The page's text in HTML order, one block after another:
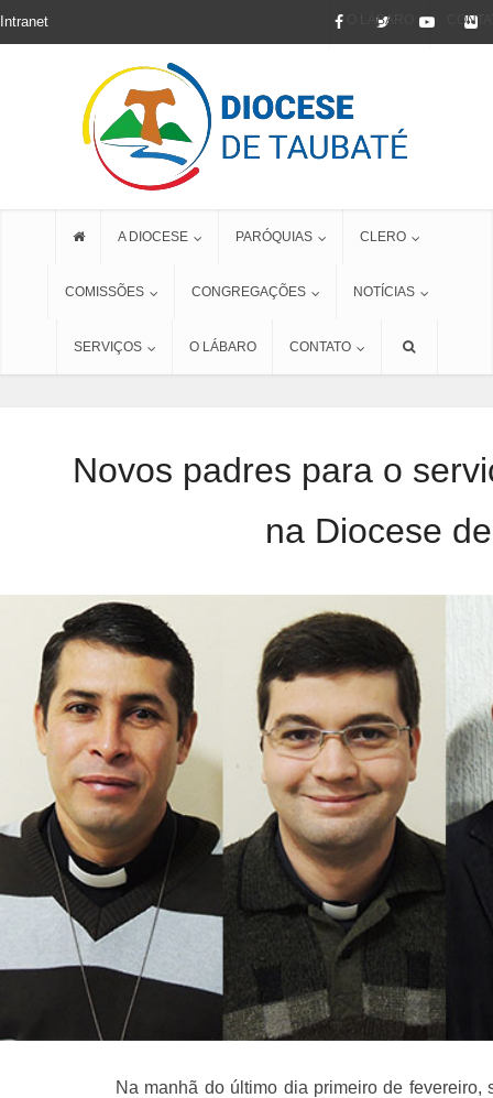
O LÁBARO
Intranet
A DIOCESE PARÓQUIAS CLERO
COMISSÕES CONGREGAÇÕES NOTÍCIAS
SERVIÇOS O LÁBARO CONTATO
Novos padres para o
na Diocese
Na manhã do último dia primeiro de fevereiro,